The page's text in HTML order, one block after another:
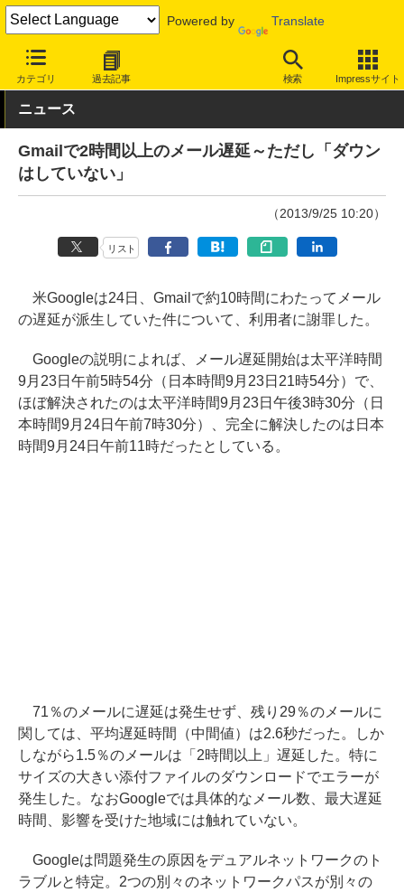
Powered by Translate
カテゴリ 過去記事 検索 Impressサイト
INTERNET Watch トピック インシデント
ニュース
Gmailで2時間以上のメール遅延～ただし「ダウン
はしていない」
（2013/9/25 10:20）
リスト
米Googleは24日、Gmailで約10時間にわたってメール
の遅延が派生していた件について、利用者に謝罪した。
Googleの説明によれば、メール遅延開始は太平洋時間
9月23日午前5時54分（日本時間9月23日21時54分）で、
ほぼ解決されたのは太平洋時間9月23日午後3時30分（日
本時間9月24日午前7時30分）、完全に解決したのは日本
時間9月24日午前11時だったとしている。
71％のメールに遅延は発生せず、残り29％のメールに
関しては、平均遅延時間（中間値）は2.6秒だった。しか
しながら1.5％のメールは「2時間以上」遅延した。特に
サイズの大きい添付ファイルのダウンロードでエラーが
発生した。なおGoogleでは具体的なメール数、最大遅延
時間、影響を受けた地域には触れていない。
Googleは問題発生の原因をデュアルネットワークのト
ラブルと特定。2つの別々のネットワークパスが別々の